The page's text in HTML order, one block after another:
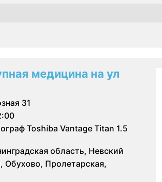
медицина на ул
31
Toshiba Vantage Titan 1.5
область, Невский
Обухово, Пролетарская,